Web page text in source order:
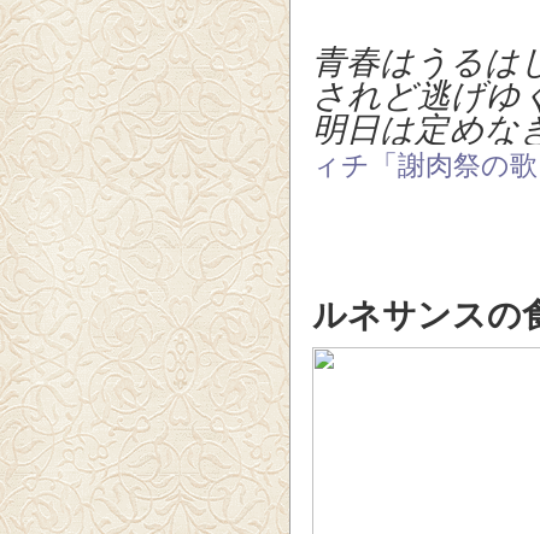
青春はうる
されど逃げ
明日は定めな
ィチ「謝肉祭の
ルネサンスの